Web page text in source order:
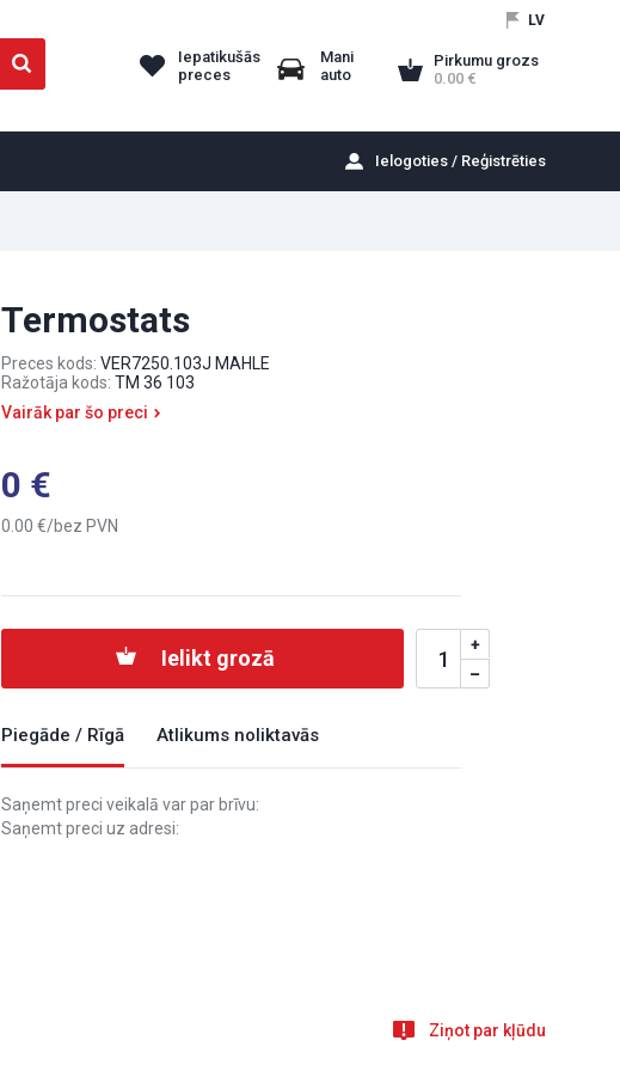
LV
Iepatikušās
preces
Mani
auto
Pirkumu grozs
0.00
Ielogoties / Reģistrēties
Termostats
Preces kods: VER7250.103J MAHLE
Ražotāja kods: TM 36 103
Vairāk par šo preci
0
0.00 bez PVN
Ielikt grozā
Piegāde / Rīgā Atlikums noliktavās
Saņemt preci veikalā var par brīvu:
Saņemt preci uz adresi:
Ziņot par kļūdu